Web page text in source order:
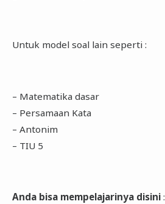
Untuk model soal lain seperti :
– Matematika dasar
– Persamaan Kata
– Antonim
– TIU 5
Anda bisa mempelajarinya disini: